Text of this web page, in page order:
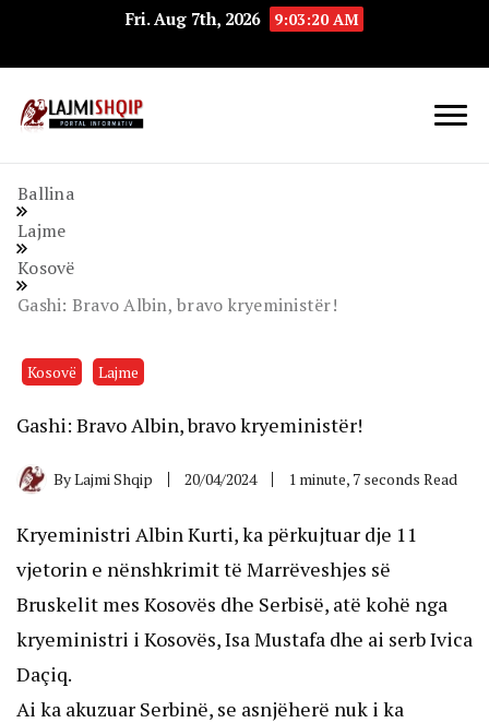
Fri. Aug 7th, 2026 9:03:20 AM
Ballina
Lajme
Kosovë
Gashi: Bravo Albin, bravo kryeministër!
Kosovë Lajme
Gashi: Bravo Albin, bravo kryeministër!
ByLajmi Shqip 20/04/2024 1 minute, 7 seconds Read
Kryeministri Albin Kurti, ka përkujtuar dje 11
vjetorin e nënshkrimit të Marrëveshjes së
Bruskelit mes Kosovës dhe Serbisë, atë kohë nga
kryeministri i Kosovës, Isa Mustafa dhe ai serb Ivica
Daçiq.
Ai ka akuzuar Serbinë, se asnjëherë nuk i ka